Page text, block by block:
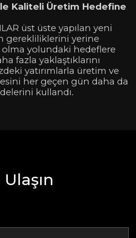
ile Kaliteli Üretim Hedefine
üst üste yapılan yeni
gerekliliklerini yerine
yolundaki hedeflere
fazla yaklaştıklarını
yatırımlarla üretim ve
her geçen gün daha da
kullandı.